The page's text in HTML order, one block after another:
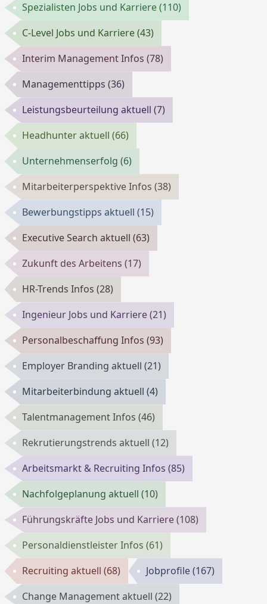
Spezialisten Jobs und Karriere(110)
C-Level Jobs und Karriere(43)
Interim Management Infos(78)
Managementtipps(36)
Leistungsbeurteilung aktuell(7)
Headhunter aktuell(66)
Unternehmenserfolg(6)
Mitarbeiterperspektive Infos(38)
Bewerbungstipps aktuell(15)
Executive Search aktuell(63)
Zukunft des Arbeitens(17)
HR-Trends Infos(28)
Ingenieur Jobs und Karriere(21)
Personalbeschaffung Infos(93)
Employer Branding aktuell(21)
Mitarbeiterbindung aktuell(4)
Talentmanagement Infos(46)
Rekrutierungstrends aktuell(12)
Arbeitsmarkt & Recruiting Infos(85)
Nachfolgeplanung aktuell(10)
Führungskräfte Jobs und Karriere(108)
Personaldienstleister Infos(61)
Recruiting aktuell(68) Jobprofile(167)
Change Management aktuell(22)